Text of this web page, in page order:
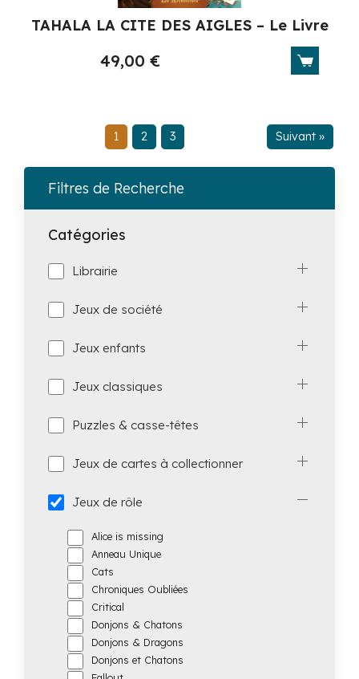
Filtres de Recherche
Catégories
Librairie
Jeux de société
Jeux enfants
Jeux classiques
Puzzles & casse-têtes
Jeux de cartes à collectionner
Jeux de rôle
Alice is missing
Anneau Unique
Cats
Chroniques Oubliées
Critical
Donjons & Chatons
Donjons & Dragons
Donjons et Chatons
TAHALA LA CITE DES AIGLES – Le Livre
49,00€
1 2 3 Suivant »